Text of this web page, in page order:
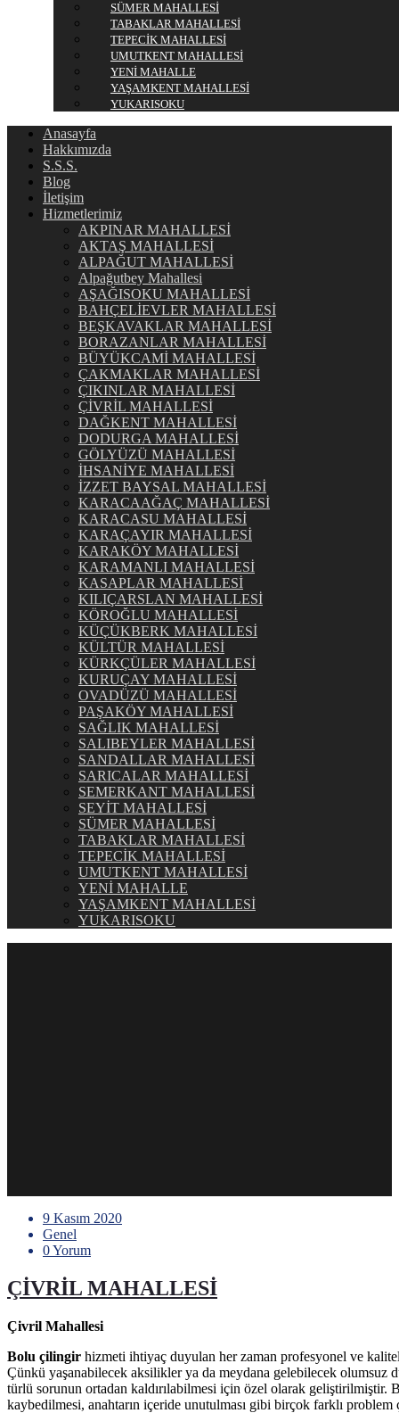
SÜMER MAHALLESİ
TABAKLAR MAHALLESİ
TEPECİK MAHALLESİ
UMUTKENT MAHALLESİ
YENİ MAHALLE
YAŞAMKENT MAHALLESİ
YUKARISOKU
Anasayfa
Hakkımızda
S.S.S.
Blog
İletişim
Hizmetlerimiz
AKPINAR MAHALLESİ
AKTAŞ MAHALLESİ
ALPAĞUT MAHALLESİ
Alpağutbey Mahallesi
AŞAĞISOKU MAHALLESİ
BAHÇELİEVLER MAHALLESİ
BEŞKAVAKLAR MAHALLESİ
BORAZANLAR MAHALLESİ
BÜYÜKCAMİ MAHALLESİ
ÇAKMAKLAR MAHALLESİ
ÇIKINLAR MAHALLESİ
ÇİVRİL MAHALLESİ
DAĞKENT MAHALLESİ
DODURGA MAHALLESİ
GÖLYÜZÜ MAHALLESİ
İHSANİYE MAHALLESİ
İZZET BAYSAL MAHALLESİ
KARACAAĞAÇ MAHALLESİ
KARACASU MAHALLESİ
KARAÇAYIR MAHALLESİ
KARAKÖY MAHALLESİ
KARAMANLI MAHALLESİ
KASAPLAR MAHALLESİ
KILIÇARSLAN MAHALLESİ
KÖROĞLU MAHALLESİ
KÜÇÜKBERK MAHALLESİ
KÜLTÜR MAHALLESİ
KÜRKÇÜLER MAHALLESİ
KURUÇAY MAHALLESİ
OVADÜZÜ MAHALLESİ
PAŞAKÖY MAHALLESİ
SAĞLIK MAHALLESİ
SALIBEYLER MAHALLESİ
SANDALLAR MAHALLESİ
SARICALAR MAHALLESİ
SEMERKANT MAHALLESİ
SEYİT MAHALLESİ
SÜMER MAHALLESİ
TABAKLAR MAHALLESİ
TEPECİK MAHALLESİ
UMUTKENT MAHALLESİ
YENİ MAHALLE
YAŞAMKENT MAHALLESİ
YUKARISOKU
9 Kasım 2020
Genel
0 Yorum
ÇİVRİL MAHALLESİ
Çivril Mahallesi
Bolu çilingir hizmeti ihtiyaç duyulan her zaman profesyonel ve
Çünkü yaşanabilecek aksilikler ya da meydana gelebilecek
türlü sorunun ortadan kaldırılabilmesi için özel olarak geliştirilmiştir.
kaybedilmesi, anahtarın içeride unutulması gibi birçok farklı problem